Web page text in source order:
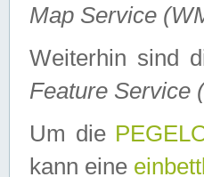
Map Service
Weiterhin sind
Feature Service
Um die
kann eine